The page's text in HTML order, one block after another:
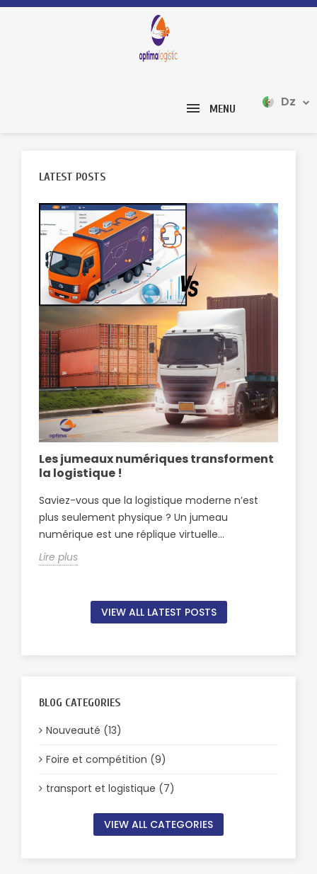
MENU Dz
LATEST POSTS
Les jumeaux numériques transforment
la logistique !
Saviez-vous que la logistique moderne n’est
plus seulement physique ? Un jumeau
numérique est une réplique virtuelle...
Lire plus
VIEW ALL LATEST POSTS
BLOG CATEGORIES
Nouveauté (13)
Foire et compétition (9)
transport et logistique (7)
VIEW ALL CATEGORIES